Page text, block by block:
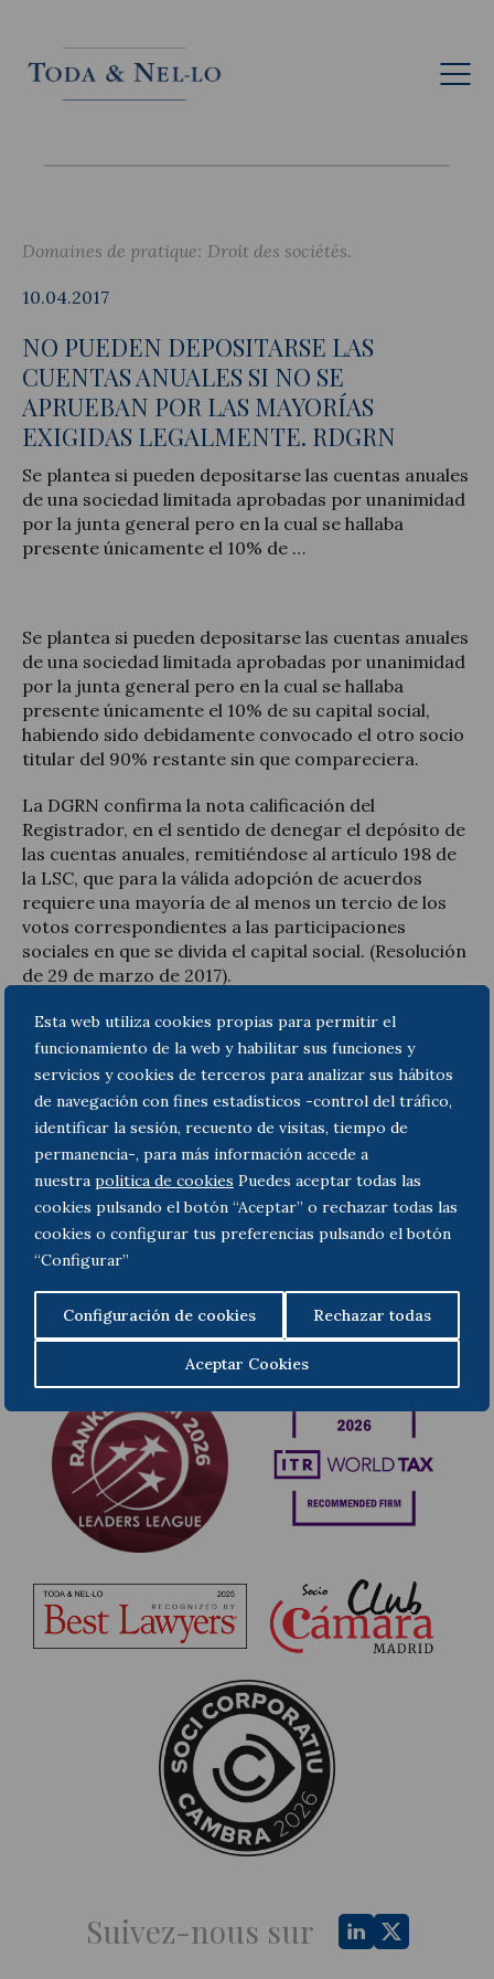
Esta web utiliza cookies propias para permitir el
funcionamiento de la web y habilitar sus funciones y
servicios y cookies de terceros para analizar sus hábitos
de navegación con fines estadísticos -control del tráfico,
identificar la sesión, recuento de visitas, tiempo de
permanencia-, para más información accede a
nuestra politica de cookies Puedes aceptar todas las
cookies pulsando el botón “Aceptar” o rechazar todas las
cookies o configurar tus preferencias pulsando el botón
“Configurar”
Configuración de cookies Rechazar todas
Aceptar Cookies
Nouvelles et articles
Domaines de pratique: Droit des sociétés
10.04.2017
NO PUEDEN DEPOSITARSE LAS
CUENTAS ANUALES SI NO SE
APRUEBAN POR LAS MAYORÍAS
EXIGIDAS LEGALMENTE. RDGRN
Se plantea si pueden depositarse las cuentas anuales
de una sociedad limitada aprobadas por unanimidad
por la junta general pero en la cual se hallaba
presente únicamente el 10% de …
Se plantea si pueden depositarse las cuentas anuales
de una sociedad limitada aprobadas por unanimidad
por la junta general pero en la cual se hallaba
presente únicamente el 10% de su capital social,
habiendo sido debidamente convocado el otro socio
titular del 90% restante sin que compareciera.
La DGRN confirma la nota calificación del
Registrador, en el sentido de denegar el depósito de
las cuentas anuales, remitiéndose al artículo 198 de
la LSC, que para la válida adopción de acuerdos
requiere una mayoría de al menos un tercio de los
votos correspondientes a las participaciones
sociales en que se divida el capital social. (Resolución
de 29 de marzo de 2017).
Consulte aquí el texto completo de la Resolución
Suivant
Précédent
Suivez-nous sur